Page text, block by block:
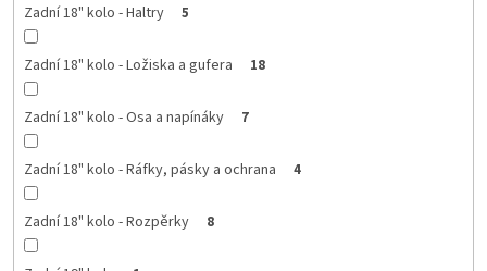
Zadní 18" kolo - Haltry 5
Zadní 18" kolo - Ložiska a gufera 18
Zadní 18" kolo - Osa a napínáky 7
Zadní 18" kolo - Ráfky, pásky a ochrana 4
Zadní 18" kolo - Rozpěrky 8